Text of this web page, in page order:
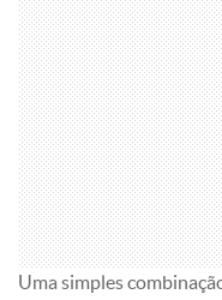
Uma simples